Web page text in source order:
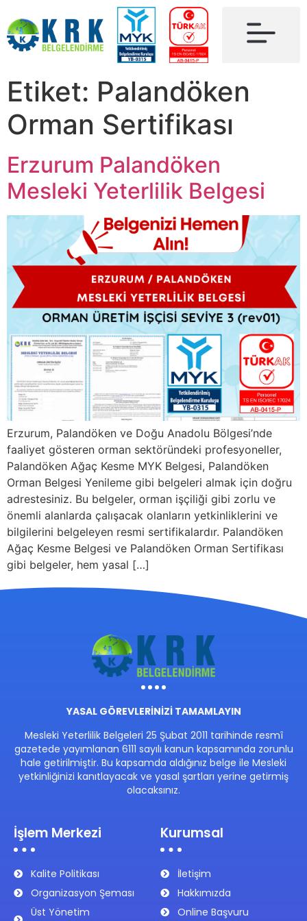
Etiket: Palandöken
Orman Sertifikası
Erzurum Palandöken
Mesleki Yeterlilik Belgesi
Erzurum, Palandöken ve Doğu Anadolu Bölgesi’nde
faaliyet gösteren orman sektöründeki profesyoneller,
Palandöken Ağaç Kesme MYK Belgesi, Palandöken
Orman Belgesi Yenileme gibi belgeleri almak için doğru
adrestesiniz. Bu belgeler, orman işçiliği gibi zorlu ve
önemli alanlarda çalışacak olanların yetkinliklerini ve
bilgilerini belgeleyen resmi sertifikalardır. Palandöken
Ağaç Kesme Belgesi ve Palandöken Orman Sertifikası
gibi belgeler, hem yasal […]
YASAL GÖREVLERİNİZİ TAMAMLAYIN
Mesleki Yeterlilik Belgeleri 25 Şubat 2011 tarihinde resmî
gazetede yayımlanan 6111 sayılı kanun kapsamında zorunlu
hale getirilmiştir. Bu kapsamda aldığınız belge ile Mesleki
yetkinliğinizi kanıtlayacak ve yasal şartları yerine getirmiş
olacaksınız.
İşlem Merkezi
Kalite Politikası
Organizasyon Şeması
Üst Yönetim
Kurumsal
İletişim
Hakkımızda
Online Başvuru